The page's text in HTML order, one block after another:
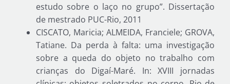
estudo sobre o laço no grupo”. Dissertação
de mestrado PUC-Rio, 2011
CISCATO, Maricia; ALMEIDA, Franciele; GROVA,
Tatiane. Da perda à falta: uma investigação
sobre a queda do objeto no trabalho com
crianças do Digaí-Maré. In: XVIII jornadas